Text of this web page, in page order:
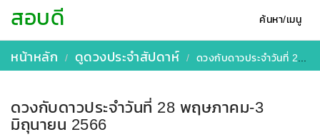
ค้นหา/เมนู
สอบดี
หน้าหลัก ดูดวงประจำสัปดาห์ ดวงกับดาวประจำวันที่ 28 พฤษภาคม-3 มิถุนายน 2566
ดวงกับดาวประจำวันที่ 28 พฤษภาคม-3
มิถุนายน 2566